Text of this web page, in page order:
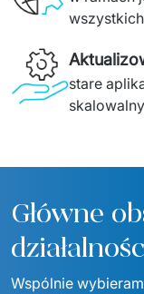
stare
Główne
Wspólnie